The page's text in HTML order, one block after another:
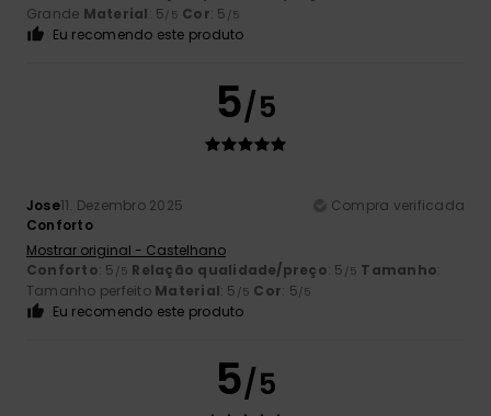
Grande Material: 5/5 Cor: 5 /5
Eu recomendo este produto
5/5
Jose11. Dezembro 2025
Compra verificada
Conforto
Mostrar original - Castelhano
Conforto: 5 /5 Relação qualidade/preço: 5 /5 Tamanho:
Tamanho perfeito Material: 5 /5 Cor: 5/5
Eu recomendo este produto
5/5